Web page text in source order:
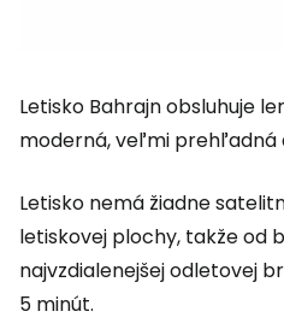
Letisko Bahrajn obsluhuje
moderná, veľmi prehľadná
Letisko nemá žiadne
letiskovej plochy, takže od
najvzdialenejšej odletovej
5 minút.